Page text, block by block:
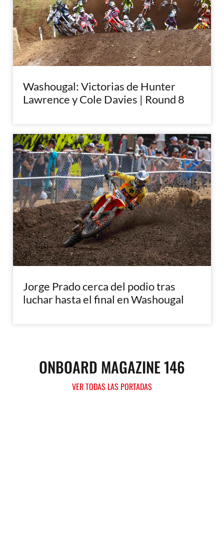
Washougal: Victorias de Hunter
Lawrence y Cole Davies | Round 8
Jorge Prado cerca del podio tras
luchar hasta el final en Washougal
ONBOARD MAGAZINE 146
VER TODAS LAS PORTADAS